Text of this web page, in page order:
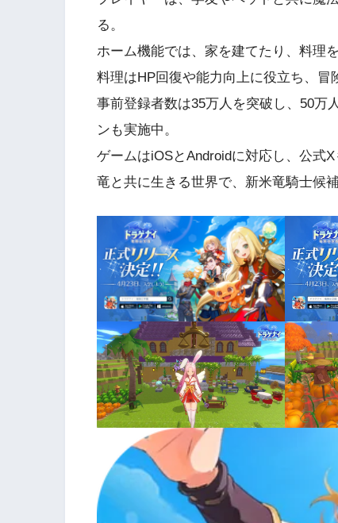
る。
ホーム機能では、家を建てたり、料理
料理はHP回復や能力向上に役立ち、冒
事前登録者数は35万人を突破し、50万
ンも実施中。
ゲームはiOSとAndroidに対応し、公式X
竜と共に生きる世界で、新米竜騎士候